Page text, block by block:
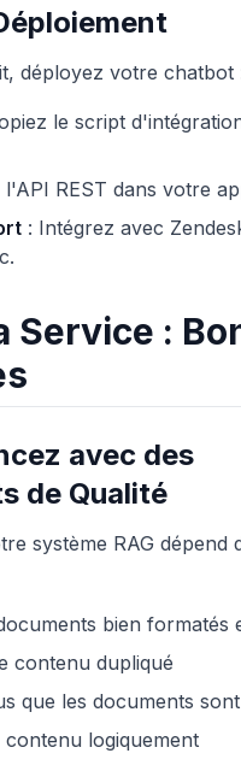
déployez votre chatbot
le script
l'API REST dans votre
: Intégrez avec
Service :
avec des
de Qualité
système RAG dépend
bien formatés
contenu dupliqué
que les documents
contenu logiquement